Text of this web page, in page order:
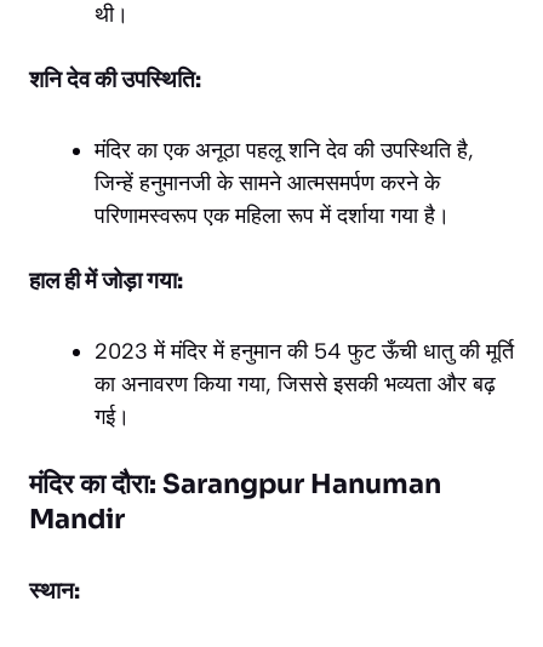
थी।
शनि देव की उपस्थिति:
मंदिर का एक अनूठा पहलू शनि देव की उपस्थिति है,
जिन्हें हनुमानजी के सामने आत्मसमर्पण करने के
परिणामस्वरूप एक महिला रूप में दर्शाया गया है।
हाल ही में जोड़ा गया:
2023 में मंदिर में हनुमान की 54 फुट ऊँची धातु की मूर्ति
का अनावरण किया गया, जिससे इसकी भव्यता और बढ़
गई।
मंदिर का दौरा: Sarangpur Hanuman
Mandir
स्थान: